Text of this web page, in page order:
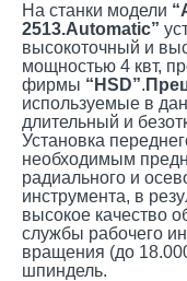
На станки модели
2513.Automatic”
высокоточный и
мощностью 4 квт,
фирмы “HSD”.
используемые в
длительный и
Установка
необходимым
радиального и
инструмента, в
высокое качество
службы рабочего
вращения (до
шпиндель.